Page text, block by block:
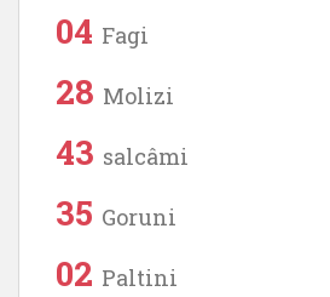
04 Fagi
28 Molizi
43 salcâmi
35 Goruni
02 Paltini